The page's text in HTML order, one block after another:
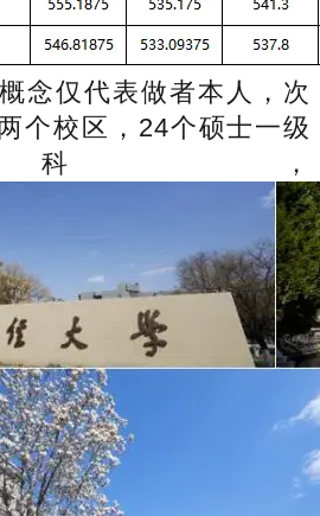
念仅代表做者本人，次
个校区，24个硕士一级
，